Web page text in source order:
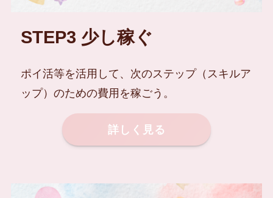
STEP3 少し稼ぐ
ポイ活等を活用して、次のステップ（スキルア
ップ）のための費用を稼ごう。
詳しく見る